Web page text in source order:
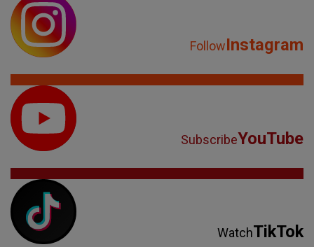
FollowInstagram
SubscribeYouTube
WatchTikTok